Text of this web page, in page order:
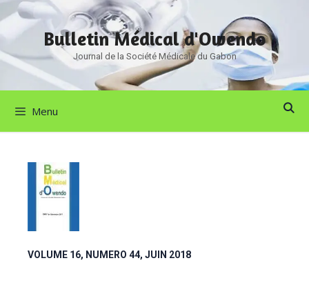
Bulletin Médical d'Owendo
Journal de la Société Médicale du Gabon
Menu
VOLUME 16, NUMERO 44, JUIN 2018